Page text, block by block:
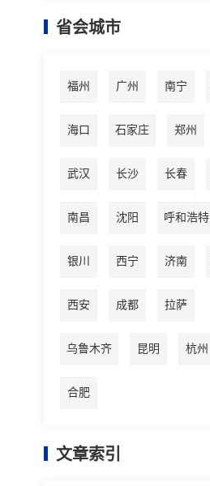
省会城市
福州 广州 南宁
海口 石家庄 郑州
武汉 长沙 长春
南昌 沈阳 呼和浩特
银川 西宁 济南
西安 成都 拉萨
乌鲁木齐 昆明 杭州
合肥
文章索引